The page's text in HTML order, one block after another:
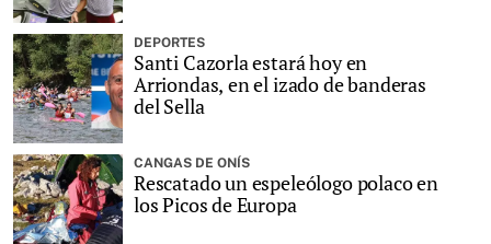
DEPORTES
Santi Cazorla estará hoy en
Arriondas, en el izado de banderas
del Sella
CANGAS DE ONÍS
Rescatado un espeleólogo polaco en
los Picos de Europa